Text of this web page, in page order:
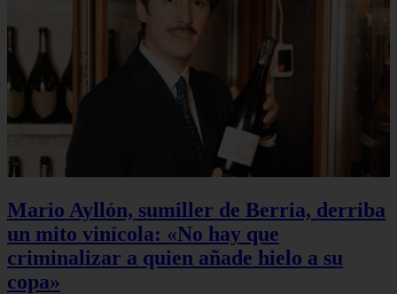
Mario Ayllón, sumiller de Berria, derriba
un mito vinícola: «No hay que
criminalizar a quien añade hielo a su
copa»